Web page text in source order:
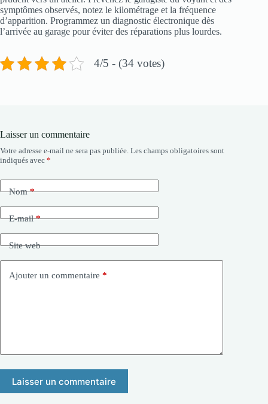
symptômes observés, notez le kilométrage et la fréquence
d’apparition. Programmez un diagnostic électronique dès
l’arrivée au garage pour éviter des réparations plus lourdes.
4/5 - (34 votes)
Laisser un commentaire
Votre adresse e-mail ne sera pas publiée. Les champs obligatoires sont
indiqués avec *
Nom*
E-mail*
Site web
Ajouter un commentaire *
Laisser un commentaire